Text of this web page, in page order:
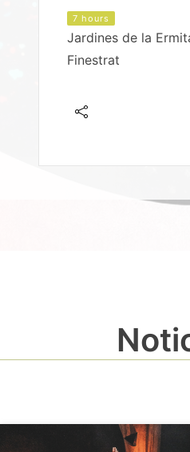
7 hours
Jardines de la
Finestrat